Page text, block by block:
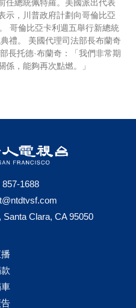
任總統佩特羅。美國派出代表
示，川普政府計劃向哥倫比亞
哥倫比亞卡利週五舉行新總統
禮。 美國代理司法部長布蘭奇
長托德·布蘭奇：「我們非常期
，能夠再次點燃。」
857-1688
Clara, CA 95050